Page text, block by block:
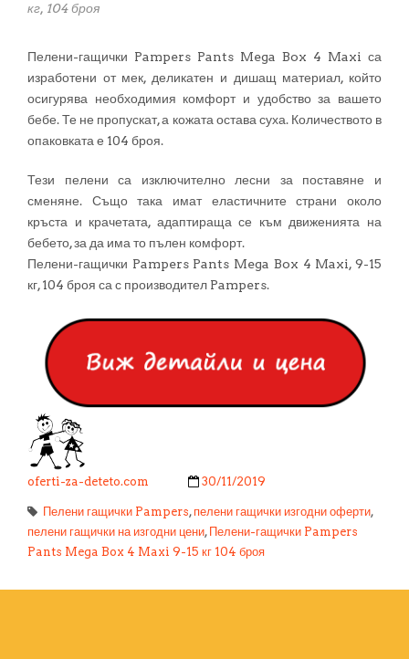
кг, 104 броя
Пелени-гащички Pampers Pants Mega Box 4 Maxi са
изработени от мек, деликатен и дишащ материал, който
осигурява необходимия комфорт и удобство за вашето
бебе. Те не пропускат, а кожата остава суха. Количеството в
опаковката е 104 броя.
Тези пелени са изключително лесни за поставяне и
сменяне. Също така имат еластичните страни около
кръста и крачетата, адаптираща се към движенията на
бебето, за да има то пълен комфорт.
Пелени-гащички Pampers Pants Mega Box 4 Maxi, 9-15
кг, 104 броя са с производител Pampers.
oferti-za-deteto.com 30/11/2019
Пелени гащички Pampers, пелени гащички изгодни оферти,
пелени гащички на изгодни цени, Пелени-гащички Pampers
Pants Mega Box 4 Maxi 9-15 кг 104 броя